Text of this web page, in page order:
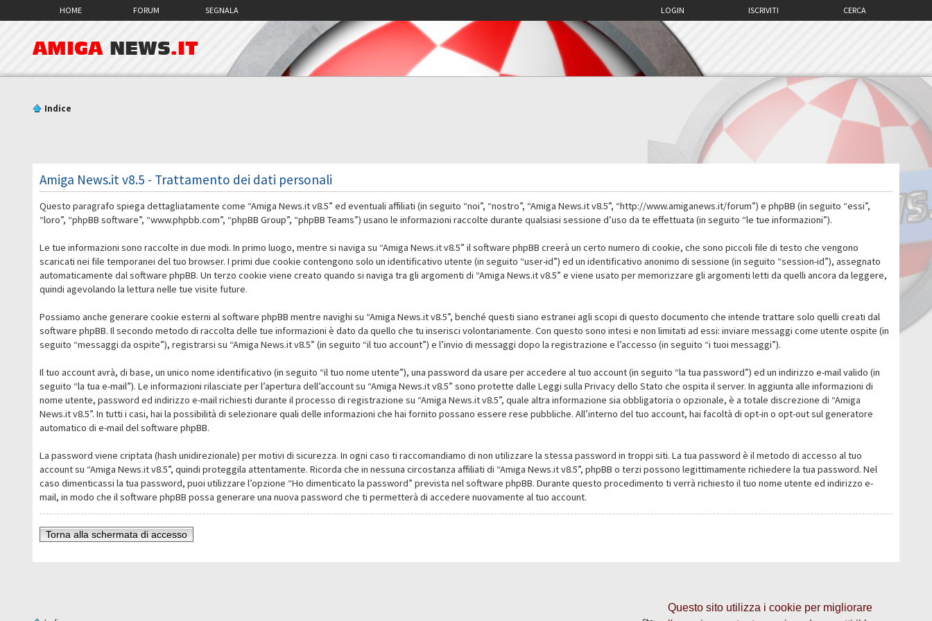
Questo sito utilizza i cookie per migliorare
HOME FORUM SEGNALA CERCA
ISCRIVITI
LOGIN
AMIGA NEWS.IT
Indice
Amiga News.it v8.5 - Trattamento dei dati personali
Questo paragrafo spiega dettagliatamente come “Amiga News.it v8.5” ed eventuali affiliati (in seguito “noi”, “nostro”, “Amiga News.it v8.5”, “http://www.amiganews.it/forum”) e phpBB (in seguito “essi”,
“loro”, “phpBB software”, “www.phpbb.com”, “phpBB Group”, “phpBB Teams”) usano le informazioni raccolte durante qualsiasi sessione d’uso da te effettuata (in seguito “le tue informazioni”).
Le tue informazioni sono raccolte in due modi. In primo luogo, mentre si naviga su “Amiga News.it v8.5” il software phpBB creerà un certo numero di cookie, che sono piccoli file di testo che vengono
scaricati nei file temporanei del tuo browser. I primi due cookie contengono solo un identificativo utente (in seguito “user-id”) ed un identificativo anonimo di sessione (in seguito “session-id”), assegnato
automaticamente dal software phpBB. Un terzo cookie viene creato quando si naviga tra gli argomenti di “Amiga News.it v8.5” e viene usato per memorizzare gli argomenti letti da quelli ancora da leggere,
quindi agevolando la lettura nelle tue visite future.
Possiamo anche generare cookie esterni al software phpBB mentre navighi su “Amiga News.it v8.5”, benché questi siano estranei agli scopi di questo documento che intende trattare solo quelli creati dal
software phpBB. Il secondo metodo di raccolta delle tue informazioni è dato da quello che tu inserisci volontariamente. Con questo sono intesi e non limitati ad essi: inviare messaggi come utente ospite (in
seguito “messaggi da ospite”), registrarsi su “Amiga News.it v8.5” (in seguito “il tuo account”) e l’invio di messaggi dopo la registrazione e l’accesso (in seguito “i tuoi messaggi”).
Il tuo account avrà, di base, un unico nome identificativo (in seguito “il tuo nome utente”), una password da usare per accedere al tuo account (in seguito “la tua password”) ed un indirizzo e-mail valido (in
seguito “la tua e-mail”). Le informazioni rilasciate per l’apertura dell’account su “Amiga News.it v8.5” sono protette dalle Leggi sulla Privacy dello Stato che ospita il server. In aggiunta alle informazioni di
nome utente, password ed indirizzo e-mail richiesti durante il processo di registrazione su “Amiga News.it v8.5”, quale altra informazione sia obbligatoria o opzionale, è a totale discrezione di “Amiga
News.it v8.5”. In tutti i casi, hai la possibilità di selezionare quali delle informazioni che hai fornito possano essere rese pubbliche. All’interno del tuo account, hai facoltà di opt-in o opt-out sul generatore
automatico di e-mail del software phpBB.
La password viene criptata (hash unidirezionale) per motivi di sicurezza. In ogni caso ti raccomandiamo di non utilizzare la stessa password in troppi siti. La tua password è il metodo di accesso al tuo
account su “Amiga News.it v8.5”, quindi proteggila attentamente. Ricorda che in nessuna circostanza affiliati di “Amiga News.it v8.5”, phpBB o terzi possono legittimamente richiedere la tua password. Nel
caso dimenticassi la tua password, puoi utilizzare l’opzione “Ho dimenticato la password” prevista nel software phpBB. Durante questo procedimento ti verrà richiesto il tuo nome utente ed indirizzo e-
mail, in modo che il software phpBB possa generare una nuova password che ti permetterà di accedere nuovamente al tuo account.
Torna alla schermata di accesso